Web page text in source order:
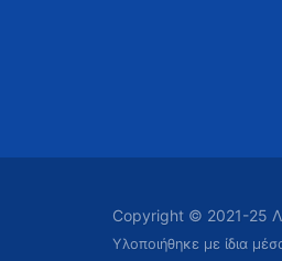
Copyright © 2021-25
Υλοποιήθηκε με ίδια